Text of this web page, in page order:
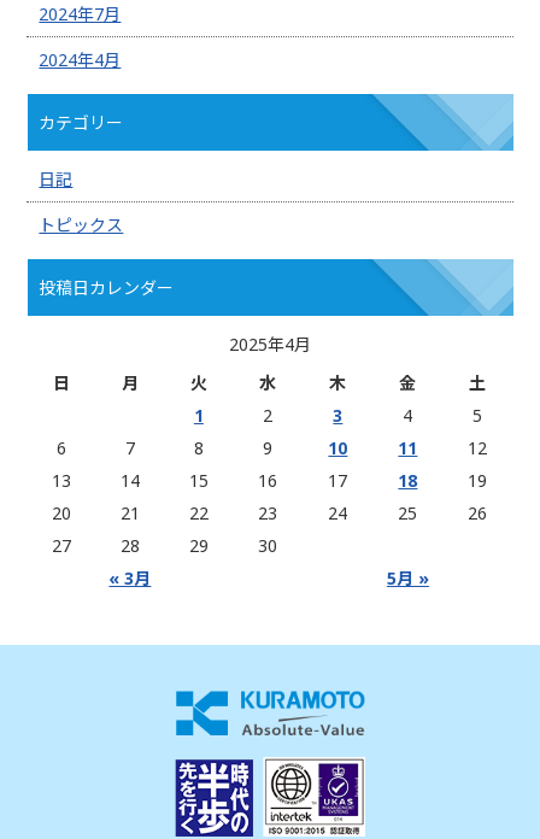
2024年7月
2024年4月
カテゴリー
日記
トピックス
投稿日カレンダー
2025年4月
日
月 火 水 木 金 土
« 3月 5月 »
1 2 3 4
5
6
7 8 9 10 11
12
13
14 15 16 17 18
19
20
21 22 23 24 25
26
27
28 29 30